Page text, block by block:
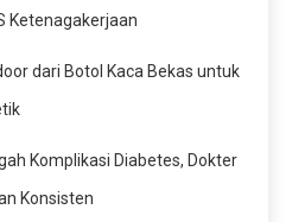
Ketenagakerjaan
dari Botol Kaca Bekas untuk
Komplikasi Diabetes, Dokter
Konsisten